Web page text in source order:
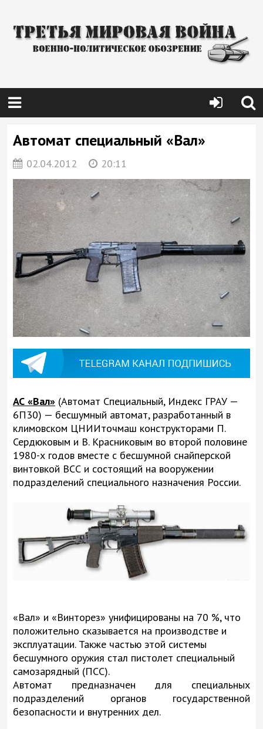
Автомат специальный «Вал»
02.04.2012 20:11
АС «Вал» (Автомат Специальный, Индекс ГРАУ —
6П30) — бесшумный автомат, разработанный в
климовском ЦНИИточмаш конструкторами П.
Сердюковым и В. Красниковым во второй половине
1980-х годов вместе с бесшумной снайперской
винтовкой ВСС и состоящий на вооружении
подразделений специального назначения России.
«Вал» и «Винторез» унифицированы на 70 %, что
положительно сказывается на производстве и
эксплуатации. Также частью этой системы
бесшумного оружия стал пистолет специальный
самозарядный (ПСС).
Автомат предназначен для специальных
подразделений органов государственной
безопасности и внутренних дел.